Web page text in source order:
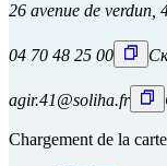
26 avenue de verdun,
04 70 48 25 00
agir.41@soliha.fr
Chargement de la